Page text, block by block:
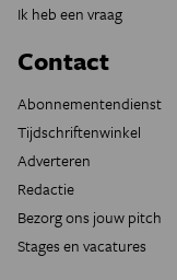
Ik heb een vraag
Contact
Abonnementendienst
Tijdschriftenwinkel
Adverteren
Redactie
Bezorg ons jouw pitch
Stages en vacatures